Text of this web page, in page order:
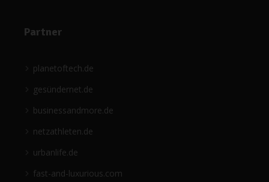
Partner
planetoftech.de
gesündernet.de
businessandmore.de
netzathleten.de
urbanlife.de
fast-and-luxurious.com